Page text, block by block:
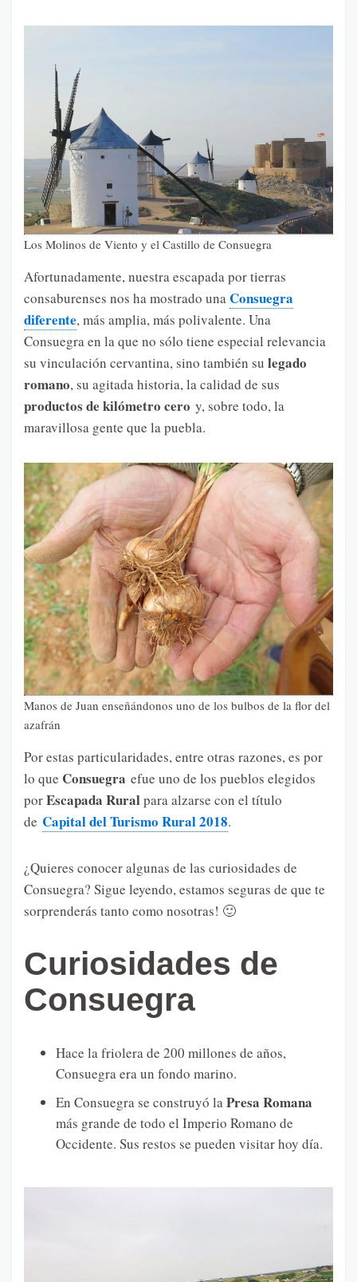
Los Molinos de Viento y el Castillo de Consuegra
Afortunadamente, nuestra escapada por tierras
consaburenses nos ha mostrado unaConsuegra
diferente, más amplia, más polivalente. Una
Consuegra en la que no sólo tiene especial relevancia
su vinculación cervantina, sino también su legado
romano, su agitada historia, la calidad de sus
productos de kilómetro cero y, sobre todo, la
maravillosa gente que la puebla.
Manos de Juan enseñándonos uno de los bulbos de la flor del
azafrán
Por estas particularidades, entre otras razones, es por
lo que Consuegra efue uno de los pueblos elegidos
porEscapada Ruralpara alzarse con el título
de Capital del Turismo Rural 2018.
¿Quieres conocer algunas de las curiosidades de
Consuegra? Sigue leyendo, estamos seguras de que te
sorprenderás tanto como nosotras! 🙂
Curiosidades de
Consuegra
Hace la friolera de 200 millones de años,
Consuegra era un fondo marino.
En Consuegra se construyó laPresa Romana
más grande de todo el Imperio Romano de
Occidente. Sus restos se pueden visitar hoy día.